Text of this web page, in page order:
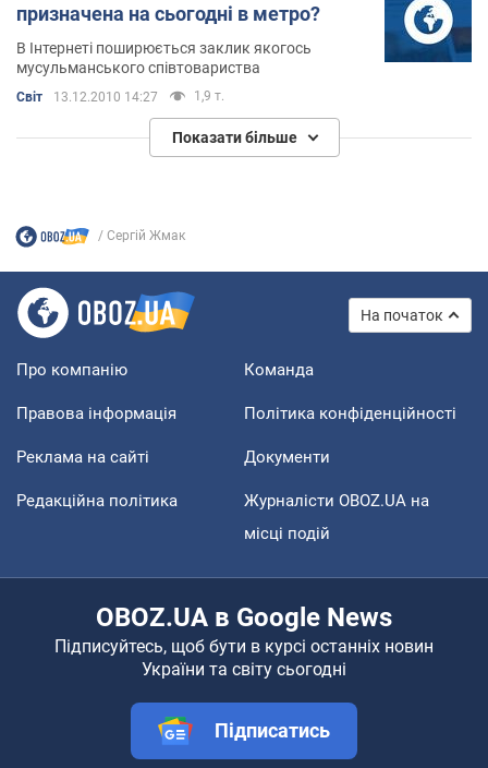
призначена на сьогодні в метро?
В Інтернеті поширюється заклик якогось
мусульманського співтовариства
Світ 13.12.2010 14:27 1,9 т.
Показати більше
Сергій Жмак
На початок
Про компанію Команда
Правова інформація Політика конфіденційності
Реклама на сайті Документи
Редакційна політика
Журналісти OBOZ.UA на
місці подій
OBOZ.UA в Google News
Підписуйтесь, щоб бути в курсі останніх новин
України та світу сьогодні
Підписатись